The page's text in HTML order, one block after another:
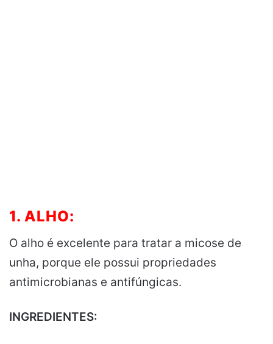
1. ALHO:
O alho é excelente para tratar a micose de
unha, porque ele possui propriedades
antimicrobianas e antifúngicas.
INGREDIENTES: